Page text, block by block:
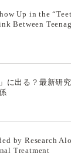
Up in the
Between
に出る？最新研
by Research
Treatment